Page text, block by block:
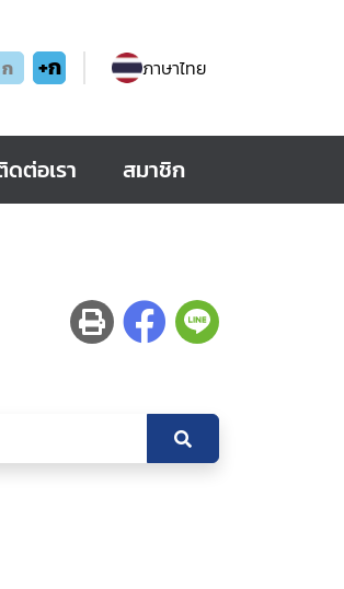
ก +ก ภาษาไทย
ดต่อเรา สมาชิก